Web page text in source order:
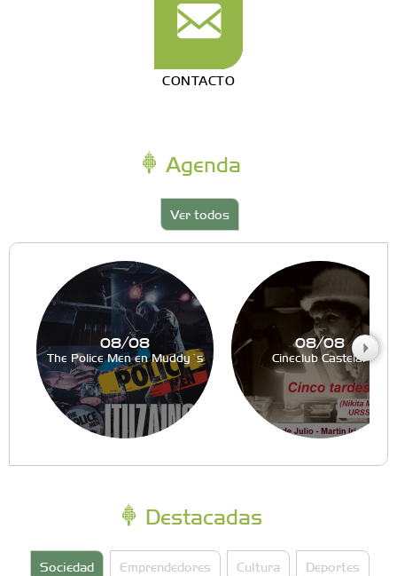
CONTACTO
Agenda
Ver todos
08/08
The Police Men en Muddy´s
08/08
Cineclub Castelar
Destacadas
Sociedad Emprendedores Cultura Deportes